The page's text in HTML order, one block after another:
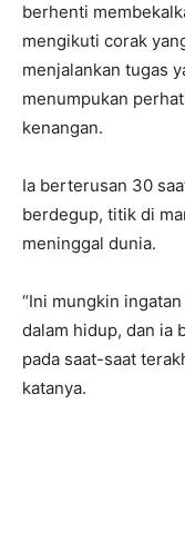
berhenti
mengikuti corak
menjalankan tugas
menumpukan
kenangan.
Ia berterusan 30
berdegup, titik di
meninggal dunia.
“Ini mungkin
dalam hidup, dan ia
pada saat-saat
katanya.